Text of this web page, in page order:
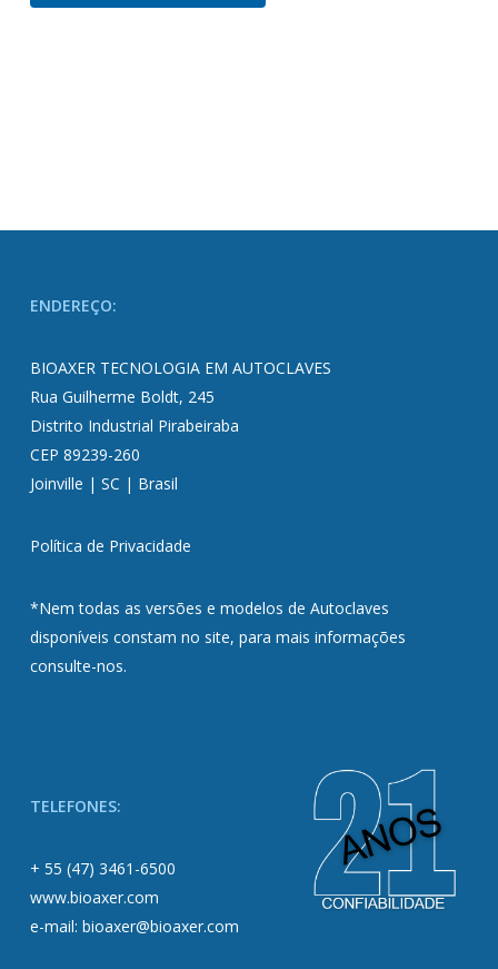
ENDEREÇO:
BIOAXER TECNOLOGIA EM AUTOCLAVES
Rua Guilherme Boldt, 245
Distrito Industrial Pirabeiraba
CEP 89239-260
Joinville | SC | Brasil
Política de Privacidade
*Nem todas as versões e modelos de Autoclaves
disponíveis constam no site, para mais informações
consulte-nos.
TELEFONES:
+ 55 (47) 3461-6500
www.bioaxer.com
e-mail: bioaxer@bioaxer.com